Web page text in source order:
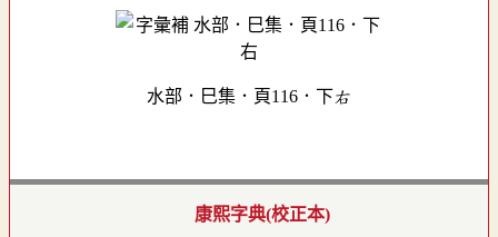
水部．巳集．頁116．下右
康熙字典(校正本)